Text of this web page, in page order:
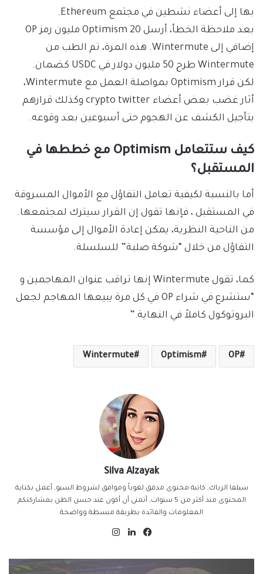
بها إلى أعضاء نشطين في مجتمع Ethereum.
بعد ملاحظة الخطأ، أرسل Optimism 20 مليون رمز OP
إضافي إلى Wintermute. هذه المرة، تم الطب من
Wintermute طرح 50 مليون دولار في USDC كضمان.
لكن قرار Optimism بمواصلة العمل مع Wintermute،
أثار غضب بعض أعضاء crypto twitter وكذلك قرارهم
بتأجيل الكشف عن الهجوم حتى أسبوعين بعد وقوعه.
كيف ستتعامل Optimism مع خططها في
المستقبل؟
أما بالنسبة لكيفية تعامل التفاؤل مع الأموال المسروقة
في المستقبل ، فإنها تقول إن القرار سيترك لمجتمعها.
من الناحية النظرية، يمكن إعادة الأموال إلى مؤسسة
التفاؤل من خلال “شوكة صلبة” للسلسلة.
كما، تقول Wintermute إنها تراقب عنوان المهاجمين و
“ستشرع في شراء OP في كل مرة يبيعها المهاجم لجعل
البروتوكول كاملاً في النهاية.”
OP
Optimism
Wintermute
Silva Alzayak
سيلفا الزياك, كاتبة محتوى مدقق لغوياً وموافق لشروط السيو, أعمل بكتابة
المحتوى منذ أكثر من 5 سنوات, أتمنى أن أكون عند حسن الظن بمشاركتكم
المعلومات والفائدة بطريقة مبسطة وواضحة
فيسبوكلينكدإن